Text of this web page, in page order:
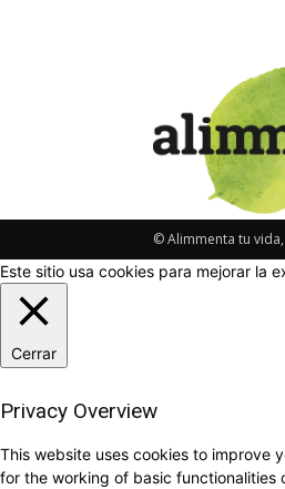
© Alimmenta tu vida,
Este sitio usa cookies para mejorar la
Cerrar
Privacy Overview
This website uses cookies to improve
for the working of basic functionalities